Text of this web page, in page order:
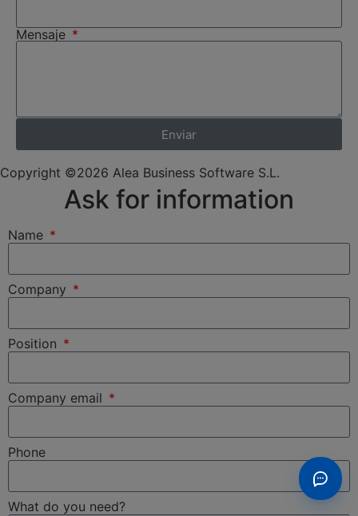
Mensaje
Enviar
Copyright ©2026 Alea Business Software S.L.
Ask for information
Name
Company
Position
Company email
Phone
What do you need?